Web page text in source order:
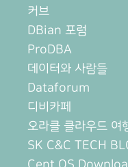
커브
DBian 포럼
ProDBA
데이터와 사람들
Dataforum
디비카페
오라클 클라우드 여
SK C&C TECH